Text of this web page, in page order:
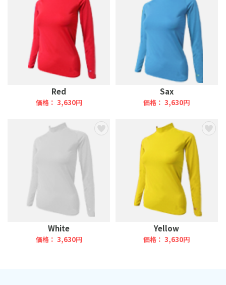
Red
価格： 3,630円
Sax
価格： 3,630円
White
価格： 3,630円
Yellow
価格： 3,630円